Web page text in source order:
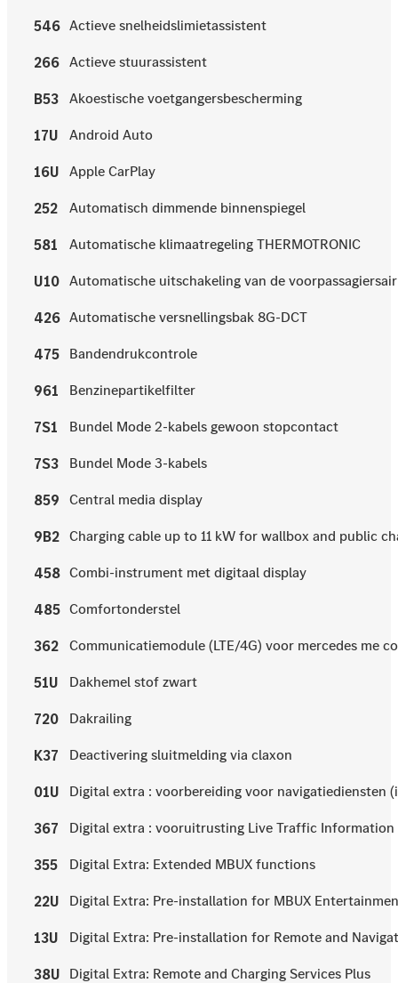
546 Actieve snelheidslimietassistent
266 Actieve stuurassistent
B53 Akoestische voetgangersbescherming
17U Android Auto
16U Apple CarPlay
252 Automatisch dimmende binnenspiegel
581 Automatische klimaatregeling THERMOTRONIC
U10 Automatische uitschakeling van de
426 Automatische versnellingsbak 8G-DCT
475 Bandendrukcontrole
961 Benzinepartikelfilter
7S1 Bundel Mode 2-kabels gewoon stopcontact
7S3 Bundel Mode 3-kabels
859 Central media display
9B2 Charging cable up to 11 kW for wallbox and public
458 Combi-instrument met digitaal display
485 Comfortonderstel
362 Communicatiemodule (LTE/4G) voor mercedes me
51U Dakhemel stof zwart
720 Dakrailing
K37 Deactivering sluitmelding via claxon
01U Digital extra : voorbereiding voor navigatiediensten
367 Digital extra : vooruitrusting Live Traffic Information
355 Digital Extra: Extended MBUX functions
22U Digital Extra: Pre-installation for MBUX
13U Digital Extra: Pre-installation for Remote and
38U Digital Extra: Remote and Charging Services Plus